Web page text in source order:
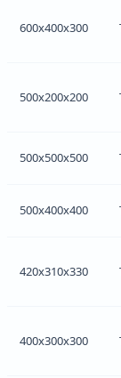
600x400x300
500x200x200
500x500x500
500x400x400
420x310x330
400x300x300